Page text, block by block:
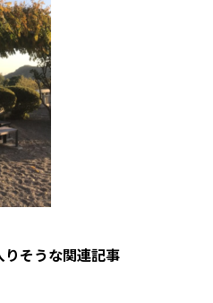
そうな関連記事